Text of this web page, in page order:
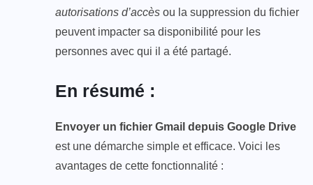
autorisations d’accès ou la suppression du fichier
peuvent impacter sa disponibilité pour les
personnes avec qui il a été partagé.
En résumé :
Envoyer un fichier Gmail depuis Google Drive
est une démarche simple et efficace. Voici les
avantages de cette fonctionnalité :